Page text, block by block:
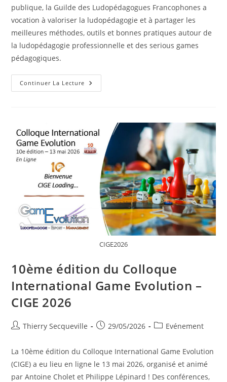
publique, la Guilde des Ludopédagogues Francophones a
vocation à valoriser la ludopédagogie et à partager les
meilleures méthodes, outils et bonnes pratiques autour de
la ludopédagogie professionnelle et des serious games
pédagogiques.
Continuer La Lecture Guilde
Des
CIGE2026
10ème édition du Colloque
International Game Evolution –
CIGE 2026
Auteur/autrice
la
Thierry Secqueville
Publication
29/05/2026
PostEvénement
La 10ème édition du Colloque International Game Evolution
(CIGE) a eu lieu en ligne le 13 mai 2026, organisé et animé
par Antoine Cholet et Philippe Lépinard ! Des conférences,